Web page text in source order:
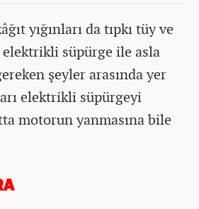
yığınları da tıpkı tüy ve
elektrikli süpürge ile asla
şeyler arasında yer
elektrikli süpürgeyi
motorun yanmasına bile